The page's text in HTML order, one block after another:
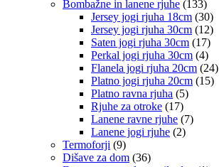
Bombažne in lanene rjuhe (133)
Jersey jogi rjuha 18cm (30)
Jersey jogi rjuha 30cm (12)
Saten jogi rjuha 30cm (17)
Perkal jogi rjuha 30cm (4)
Flanela jogi rjuha 20cm (24)
Platno jogi rjuha 20cm (15)
Platno ravna rjuha (5)
Rjuhe za otroke (17)
Lanene ravne rjuhe (7)
Lanene jogi rjuhe (2)
Termoforji (9)
Dišave za dom (36)